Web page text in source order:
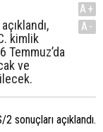
kimlik
ve
A+
A-
sonuçları açıklandı.